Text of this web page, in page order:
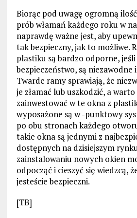
Biorąc pod uwagę ogromną
prób włamań każdego roku w
naprawdę ważne jest, aby
tak bezpieczny, jak to możliwe.
plastiku są bardzo odporne,
bezpieczeństwo, są niezawodne
Twarde ramy sprawiają, że
je złamać lub uszkodzić, a
zainwestować w te okna z
wyposażone są w -punktowy
po obu stronach każdego
takie okna są jednymi z
dostępnych na dzisiejszym
zainstalowaniu nowych okien
odpocząć i cieszyć się wiedzcą,
jesteście bezpieczni.
[TB]